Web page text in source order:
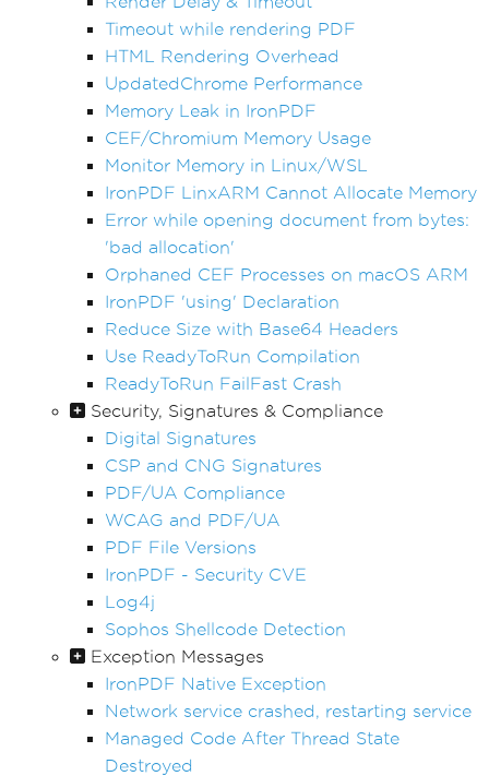
Timeout while rendering PDF
HTML Rendering Overhead
UpdatedChrome Performance
Memory Leak in IronPDF
CEF/Chromium Memory Usage
Monitor Memory in Linux/WSL
IronPDF LinxARM Cannot Allocate Memory
Error while opening document from bytes:
'bad allocation'
Orphaned CEF Processes on macOS ARM
IronPDF 'using' Declaration
Reduce Size with Base64 Headers
Use ReadyToRun Compilation
ReadyToRun FailFast Crash
Security, Signatures & Compliance
Digital Signatures
CSP and CNG Signatures
PDF/UA Compliance
WCAG and PDF/UA
PDF File Versions
IronPDF - Security CVE
Log4j
Sophos Shellcode Detection
Exception Messages
IronPDF Native Exception
Network service crashed, restarting service
Managed Code After Thread State
Destroyed